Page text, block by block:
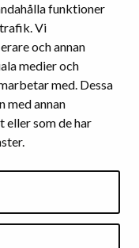
funktioner
Vi
och annan
medier och
med. Dessa
med annan
eller som de har